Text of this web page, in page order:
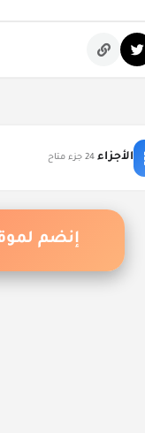
الأجزاء 24 جزء متاح
إكتشف